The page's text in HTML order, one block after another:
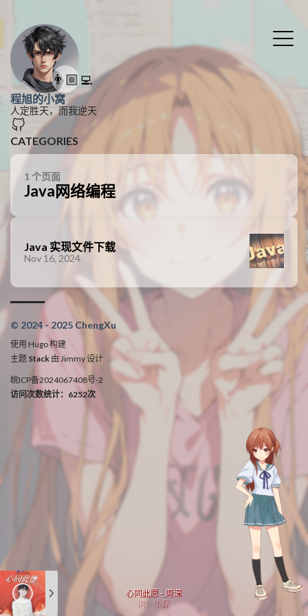
👨🏼‍💻
程旭的小窝
人定胜天，而我逆天
CATEGORIES
1 个页面
Java网络编程
Java 实现文件下载
Nov 16, 2024
© 2024 - 2025 ChengXu
使用 Hugo构建
主题 Stack 由 Jimmy设计
皖ICP备2024067408号-2
访问次数统计：6252次
心同此愿 - 周深
词：毕磊